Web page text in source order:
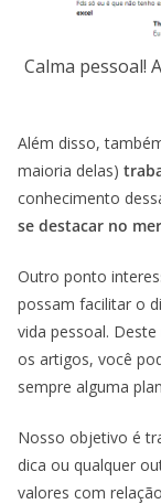
Calma pessoal!
Além disso,
maioria delas)
conhecimento
se destacar no
Outro ponto
possam facilitar o
vida pessoal.
os artigos, você
sempre alguma
Nosso objetivo é
dica ou qualquer
valores com